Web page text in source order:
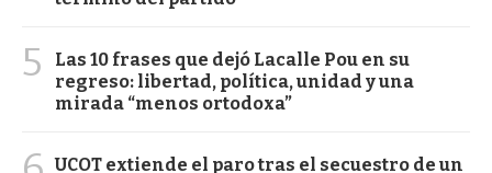
5
Las 10 frases que dejó Lacalle Pou en su
regreso: libertad, política, unidad y una
mirada “menos ortodoxa”
UCOT extiende el paro tras el secuestro de un